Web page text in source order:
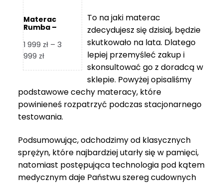
Materac
Rumba –
1 999 zł – 3
999 złZakres
1
999 zł
do
To na jaki materac
zdecydujesz się dzisiaj, będzie
skutkowało na lata. Dlatego
lepiej przemyśleć zakup i
skonsultować go z doradcą w
sklepie. Powyżej opisaliśmy
podstawowe cechy materacy, które
powinieneś rozpatrzyć podczas stacjonarnego
testowania.
Podsumowując, odchodzimy od klasycznych
sprężyn, które najbardziej utarły się w pamięci,
natomiast postępująca technologia pod kątem
medycznym daje Państwu szereg cudownych